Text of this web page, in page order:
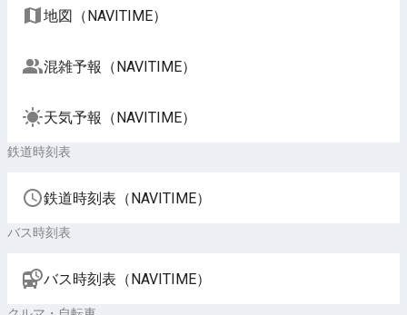
地図（NAVITIME）
混雑予報（NAVITIME）
天気予報（NAVITIME）
鉄道時刻表
鉄道時刻表（NAVITIME）
バス時刻表
バス時刻表（NAVITIME）